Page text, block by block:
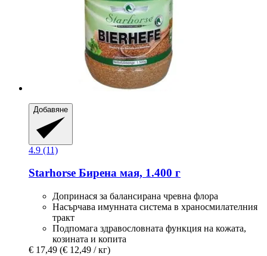
Добавяне
4.9 (11)
Starhorse Бирена мая, 1.400 г
Допринася за балансирана чревна флора
Насърчава имунната система в храносмилателния
тракт
Подпомага здравословната функция на кожата,
козината и копита
€ 17,49 (€ 12,49 / кг)